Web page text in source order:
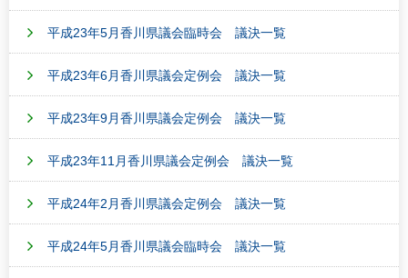
平成23年5月香川県議会臨時会 議決一覧
平成23年6月香川県議会定例会 議決一覧
平成23年9月香川県議会定例会 議決一覧
平成23年11月香川県議会定例会 議決一覧
平成24年2月香川県議会定例会 議決一覧
平成24年5月香川県議会臨時会 議決一覧